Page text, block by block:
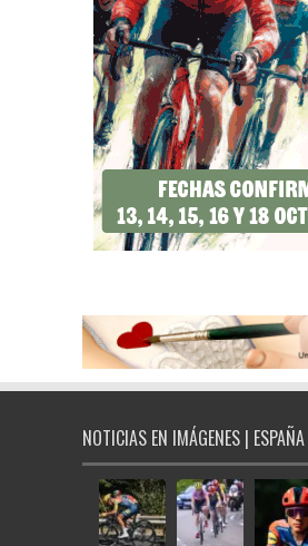
NOTICIAS EN IMÁGENES | ESPAÑA